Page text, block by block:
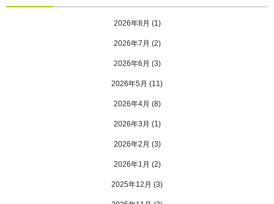
2026年8月 (1)
2026年7月 (2)
2026年6月 (3)
2026年5月 (11)
2026年4月 (8)
2026年3月 (1)
2026年2月 (3)
2026年1月 (2)
2025年12月 (3)